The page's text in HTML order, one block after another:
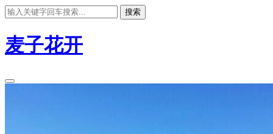
搜索
麦子花开